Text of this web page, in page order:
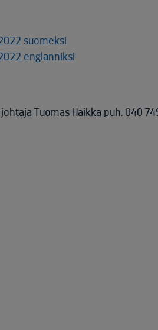
suomeksi
englanniksi
Tuomas Haikka puh. 040